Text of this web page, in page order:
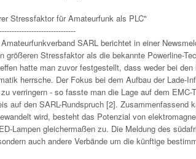
Stressfaktor für Amateurfunk als PLC"
SARL berichtet in einer
größeren Stressfaktor als die bekannte Powerline-
hatte man zuvor festgestellt, dass weder bei
herrsche. Der Fokus bei dem Aufbau der Lade-
verringern - so fasste man die Lage auf dem
auf den SARL-Rundspruch [2].
wird, besteht das Potenzial von
Lampen gleichermaßen zu. Die Meldung des
auch andere Verbände um die künftige